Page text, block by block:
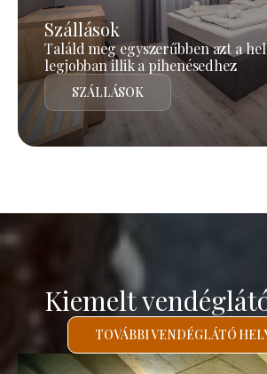
Szállások
Találd meg egyszerűbben azt a
legjobban illik a pihenésedhez
SZÁLLÁSOK
Kiemelt
TOVÁBBI VENDÉGLÁTÓ